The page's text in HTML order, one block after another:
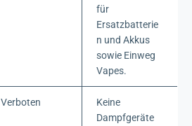
für
Ersatzbatterie
n und Akkus
sowie Einweg
Vapes.
Verboten
Keine
Dampfgeräte